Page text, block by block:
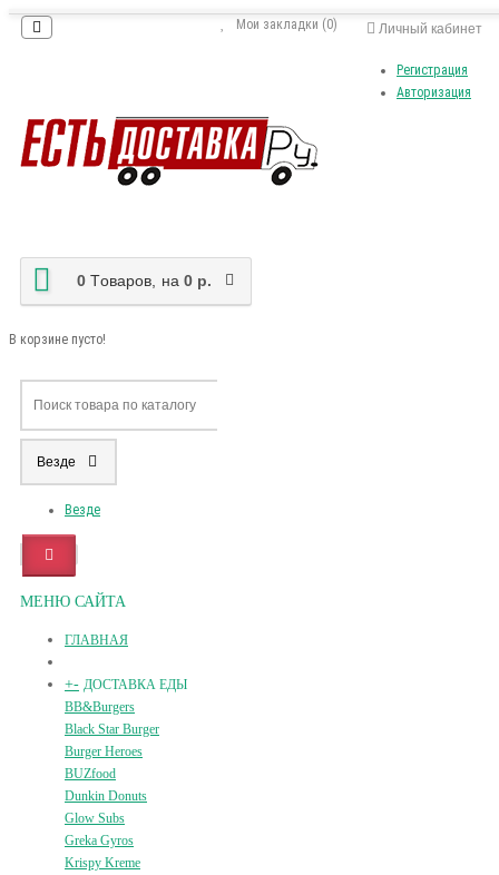
Личный кабинет
Регистрация
Авторизация
Мои закладки (0)
0 Tоваров, на 0 р.
В корзине пусто!
Везде
Везде
МЕНЮ САЙТА
ГЛАВНАЯ
+- ДОСТАВКА ЕДЫ
BB&Burgers
Black Star Burger
Burger Heroes
BUZfood
Dunkin Donuts
Glow Subs
Greka Gyros
Krispy Kreme